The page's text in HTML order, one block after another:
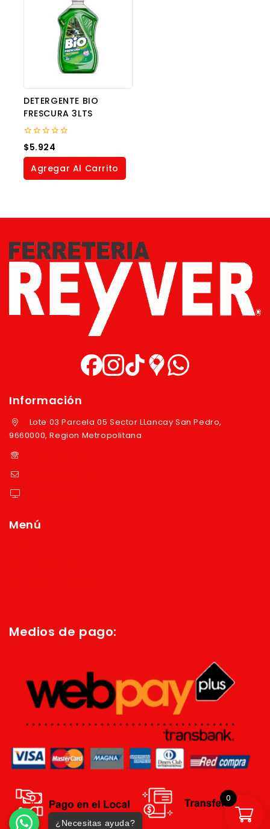
DETERGENTE BIO
FRESCURA 3LTS
0
out
of
$5.924
Agregar Al Carrito
Información
Lote 03 Parcela 05 Sector LLancay San Pedro,
9660000, Region Metropolitana
Menú
Medios de pago:
¿Necesitas ayuda?
0